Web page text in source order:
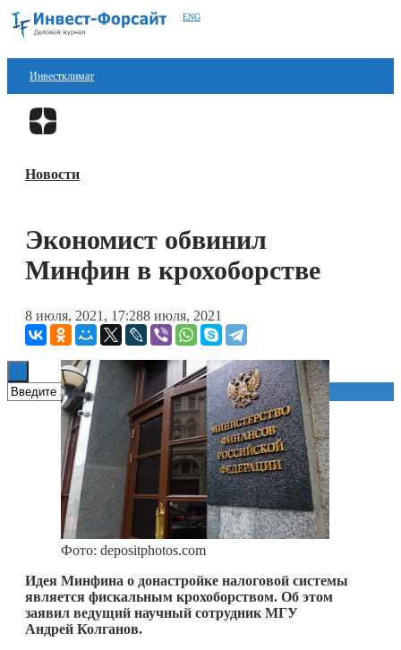
ENG
Инвестклимат
Финансы
Блокчейн
Книги
Новости
Экономист обвинил
Минфин в крохоборстве
8 июля, 2021, 17:288 июля, 2021
Фото: depositphotos.com
Идея Минфина о донастройке налоговой системы
является фискальным крохоборством. Об этом
заявил ведущий научный сотрудник МГУ
Андрей Колганов.